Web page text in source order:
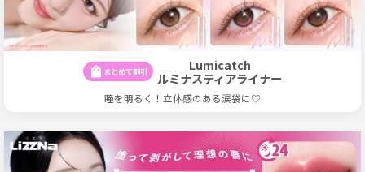
shopping_bag まとめて割引
Lumicatch
ルミナスティアライナー
瞳を明るく！立体感のある涙袋に♡